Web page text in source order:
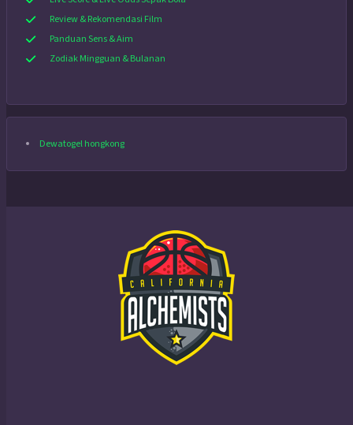
Review & Rekomendasi Film
Panduan Sens & Aim
Zodiak Mingguan & Bulanan
Dewatogel hongkong